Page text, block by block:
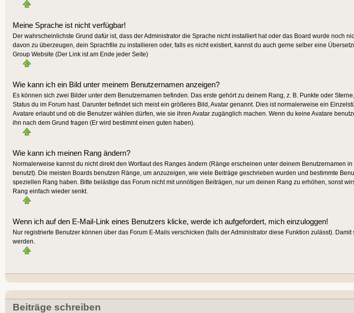
Meine Sprache ist nicht verfügbar!
Der wahrscheinlichste Grund dafür ist, dass der Administrator die Sprache nicht installiert hat oder das Board wurde noch
davon zu überzeugen, dein Sprachfile zu installieren oder, falls es nicht existiert, kannst du auch gerne selber eine
Group Website (Der Link ist am Ende jeder Seite)
Wie kann ich ein Bild unter meinem Benutzernamen anzeigen?
Es können sich zwei Bilder unter dem Benutzernamen befinden. Das erste gehört zu deinem Rang, z. B. Punkte oder
Status du im Forum hast. Darunter befindet sich meist ein größeres Bild, Avatar genannt. Dies ist normalerweise ein
Avatare erlaubt und ob die Benutzer wählen dürfen, wie sie ihren Avatar zugänglich machen. Wenn du keine Avatare
ihn nach dem Grund fragen (Er wird bestimmt einen guten haben).
Wie kann ich meinen Rang ändern?
Normalerweise kannst du nicht direkt den Wortlaut des Ranges ändern (Ränge erscheinen unter deinem Benutzernamen
benutzt). Die meisten Boards benutzen Ränge, um anzuzeigen, wie viele Beiträge geschrieben wurden und bestimmte
speziellen Rang haben. Bitte belästige das Forum nicht mit unnötigen Beiträgen, nur um deinen Rang zu erhöhen, sonst
Rang einfach wieder senkt.
Wenn ich auf den E-Mail-Link eines Benutzers klicke, werde ich aufgefordert, mich einzuloggen!
Nur registrierte Benutzer können über das Forum E-Mails verschicken (falls der Administrator diese Funktion zulässt).
werden.
Beiträge schreiben